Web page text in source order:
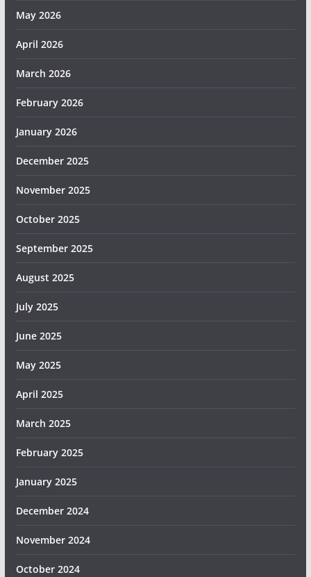
May 2026
April 2026
March 2026
February 2026
January 2026
December 2025
November 2025
October 2025
September 2025
August 2025
July 2025
June 2025
May 2025
April 2025
March 2025
February 2025
January 2025
December 2024
November 2024
October 2024